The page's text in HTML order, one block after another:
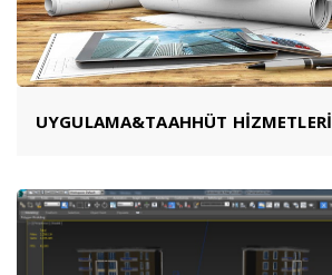
UYGULAMA&TAAHHÜT HİZMETLERİ